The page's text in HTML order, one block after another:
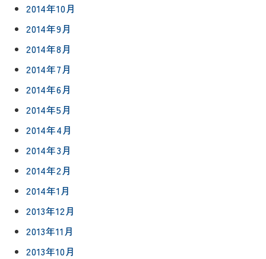
2014年10月
2014年9月
2014年8月
2014年7月
2014年6月
2014年5月
2014年4月
2014年3月
2014年2月
2014年1月
2013年12月
2013年11月
2013年10月